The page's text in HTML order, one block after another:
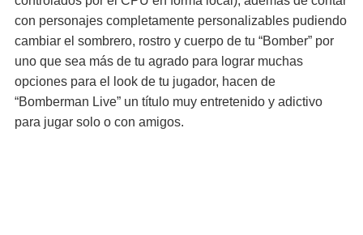
con personajes completamente personalizables pudiendo
cambiar el sombrero, rostro y cuerpo de tu “Bomber” por
uno que sea más de tu agrado para lograr muchas
opciones para el look de tu jugador, hacen de
“Bomberman Live” un título muy entretenido y adictivo
para jugar solo o con amigos.